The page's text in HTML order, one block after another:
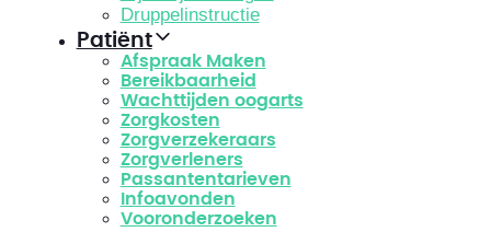
Druppelinstructie
Patiënt
Afspraak Maken
Bereikbaarheid
Wachttijden oogarts
Zorgkosten
Zorgverzekeraars
Zorgverleners
Passantentarieven
Infoavonden
Vooronderzoeken